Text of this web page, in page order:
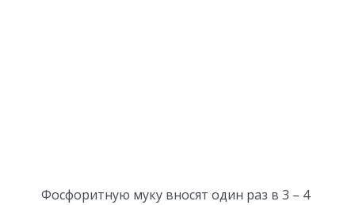
Фосфоритную муку вносят один раз в 3 – 4